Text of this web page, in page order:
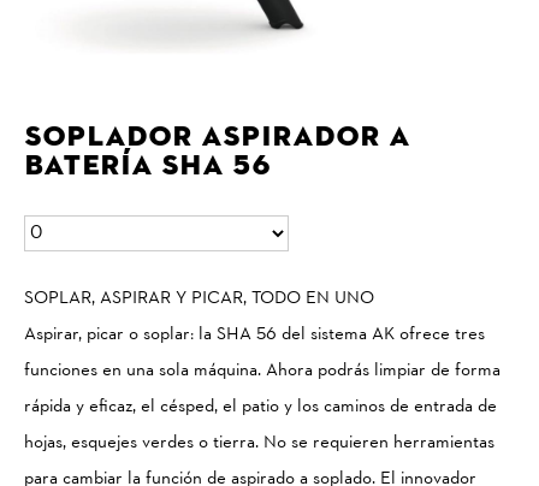
Soplador aspirador a
batería SHA 56
SOPLAR, ASPIRAR Y PICAR, TODO EN UNO
Aspirar, picar o soplar: la SHA 56 del sistema AK ofrece tres
funciones en una sola máquina. Ahora podrás limpiar de forma
rápida y eficaz, el césped, el patio y los caminos de entrada de
hojas, esquejes verdes o tierra. No se requieren herramientas
para cambiar la función de aspirado a soplado. El innovador